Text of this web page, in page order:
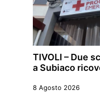
TIVOLI – Due
a Subiaco
8 Agosto 2026